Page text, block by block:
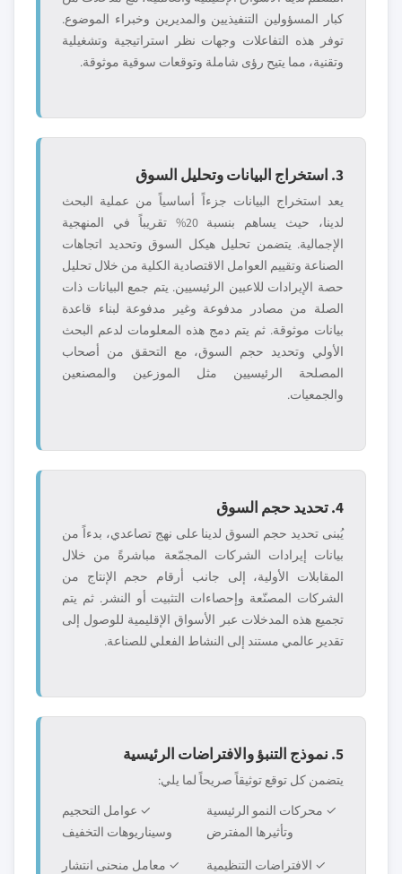
كبار المسؤولين التنفيذيين والمديرين وخبراء الموضوع.
توفر هذه التفاعلات وجهات نظر استراتيجية وتشغيلية
وتقنية، مما يتيح رؤى شاملة وتوقعات سوقية موثوقة.
3. استخراج البيانات وتحليل السوق
يعد استخراج البيانات جزءاً أساسياً من عملية البحث
لدينا، حيث يساهم بنسبة 20% تقريباً في المنهجية
الإجمالية. يتضمن تحليل هيكل السوق وتحديد اتجاهات
الصناعة وتقييم العوامل الاقتصادية الكلية من خلال تحليل
حصة الإيرادات للاعبين الرئيسيين. يتم جمع البيانات ذات
الصلة من مصادر مدفوعة وغير مدفوعة لبناء قاعدة
بيانات موثوقة. ثم يتم دمج هذه المعلومات لدعم البحث
الأولي وتحديد حجم السوق، مع التحقق من أصحاب
المصلحة الرئيسيين مثل الموزعين والمصنعين
والجمعيات.
4. تحديد حجم السوق
يُبنى تحديد حجم السوق لدينا على نهج تصاعدي، بدءاً من
بيانات إيرادات الشركات المجمّعة مباشرةً من خلال
المقابلات الأولية، إلى جانب أرقام حجم الإنتاج من
الشركات المصنّعة وإحصاءات التثبيت أو النشر. ثم يتم
تجميع هذه المدخلات عبر الأسواق الإقليمية للوصول إلى
تقدير عالمي مستند إلى النشاط الفعلي للصناعة.
5. نموذج التنبؤ والافتراضات الرئيسية
يتضمن كل توقع توثيقاً صريحاً لما يلي:
✓ محركات النمو الرئيسية
وتأثيرها المفترض
✓ عوامل التحجيم
وسيناريوهات التخفيف
✓ الافتراضات التنظيمية
✓ معامل منحنى انتشار